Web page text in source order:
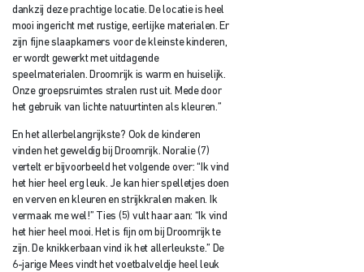
dankzij deze prachtige locatie. De locatie is heel
mooi ingericht met rustige, eerlijke materialen. Er
zijn fijne slaapkamers voor de kleinste kinderen,
er wordt gewerkt met uitdagende
speelmaterialen. Droomrijk is warm en huiselijk.
Onze groepsruimtes stralen rust uit. Mede door
het gebruik van lichte natuurtinten als kleuren.”
En het allerbelangrijkste? Ook de kinderen
vinden het geweldig bij Droomrijk. Noralie (7)
vertelt er bijvoorbeeld het volgende over: “Ik vind
het hier heel erg leuk. Je kan hier spelletjes doen
en verven en kleuren en strijkkralen maken. Ik
vermaak me wel!” Ties (5) vult haar aan: “Ik vind
het hier heel mooi. Het is fijn om bij Droomrijk te
zijn. De knikkerbaan vind ik het allerleukste.” De
6-jarige Mees vindt het voetbalveldje heel leuk